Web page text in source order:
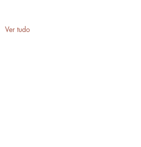
Ver tudo